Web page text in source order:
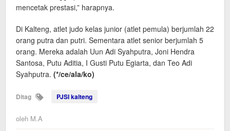
mencetak prestasi,” harapnya.
Di Kalteng, atlet judo kelas junior (atlet pemula) berjumlah 22
orang putra dan putri. Sementara atlet senior berjumlah 5
orang. Mereka adalah Uun Adi Syahputra, Joni Hendra
Santosa, Putu Aditia, I Gusti Putu Egiarta, dan Teo Adi
Syahputra. (*/ce/ala/ko)
Ditag PJSI kalteng
oleh M.A